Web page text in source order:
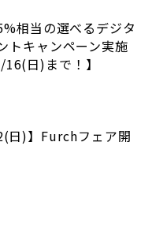
相当の選べるデジタ
トキャンペーン実施
日)まで！】
日)】Furchフェア開